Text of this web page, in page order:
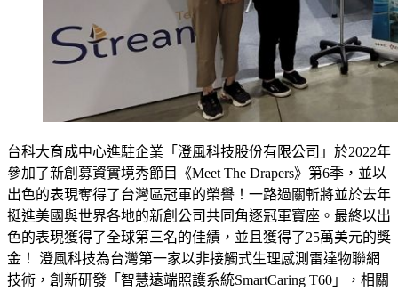
台科大育成中心進駐企業「澄風科技股份有限公司」於2022年
參加了新創募資實境秀節目《Meet The Drapers》第6季，並以
出色的表現奪得了台灣區冠軍的榮譽！一路過關斬將並於去年
挺進美國與世界各地的新創公司共同角逐冠軍寶座。最終以出
色的表現獲得了全球第三名的佳績，並且獲得了25萬美元的獎
金！ 澄風科技為台灣第一家以非接觸式生理感測雷達物聯網
技術，創新研發「智慧遠端照護系統SmartCaring T60」，相關